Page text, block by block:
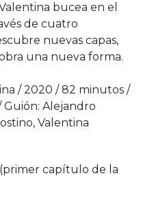
bucea en el
de cuatro
nuevas capas,
una nueva forma.
/ 2020 / 82 minutos /
Guión: Alejandro
Valentina
(primer capítulo de la